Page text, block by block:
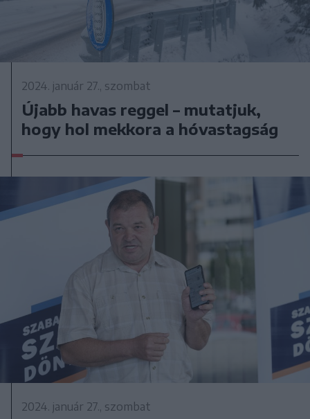
2024. január 27., szombat
Újabb havas reggel – mutatjuk,
hogy hol mekkora a hóvastagság
2024. január 27., szombat